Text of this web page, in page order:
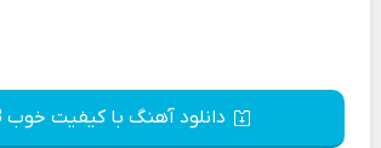
دانلود آهنگ با کیفیت خوب 128